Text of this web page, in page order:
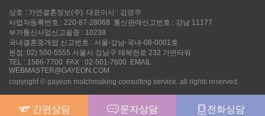
상호 : 가연결혼정보(주) 대표이사 : 김영주
사업자등록번호 : 220-87-28068 통신판매신고번호 : 강남 11177
부가통신사업신고필증 : 10238
국내결혼중개업 신고번호 : 서울-강남-국내-08-0001호
본점: 02) 500-5555 서울시 강남구 테헤란로 232 가연타워
TEL : 1566-7700 FAX : 02-501-7600 EMAIL :
WEBMASTER@GAYEON.COM
copyright © gayeon matchmaking consulting service. all rights reserved.
간편상담 문자상담 전화상담